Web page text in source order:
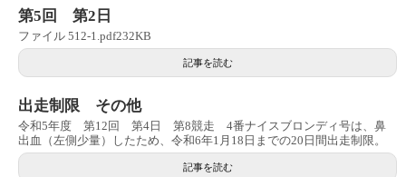
第5回 第2日
ファイル 512-1.pdf232KB
記事を読む
出走制限 その他
令和5年度 第12回 第4日 第8競走 4番ナイスブロンディ号は、鼻
出血（左側少量）したため、令和6年1月18日までの20日間出走制限。
記事を読む